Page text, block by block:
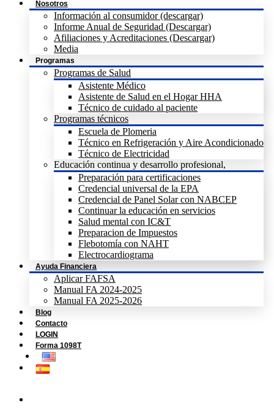
Nosotros
Información al consumidor (descargar)
Informe Anual de Seguridad (Descargar)
Afiliaciones y Acreditaciones (Descargar)
Media
Programas
Programas de Salud
Asistente Médico
Asistente de Salud en el Hogar HHA
Técnico de cuidado al paciente
Programas técnicos
Escuela de Plomeria
Técnico en Refrigeración y Aire Acondicionado
Técnico de Electricidad
Educación continua y desarrollo profesional,
Preparación para certificaciones
Credencial universal de la EPA
Credencial de Panel Solar con NABCEP
Continuar la educación en servicios
Salud mental con IC&T
Preparacion de Impuestos
Flebotomía con NAHT
Electrocardiograma
Ayuda Financiera
Aplicar FAFSA
Manual FA 2024-2025
Manual FA 2025-2026
Blog
Contacto
LOGIN
Forma 1098T